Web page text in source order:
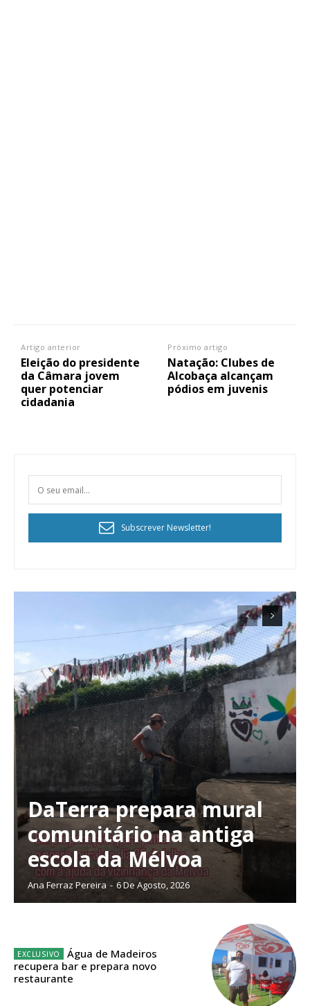
Planos de Assinatura
Faça-se assinante do Região de Cister e ajude-nos a manter este serviço
Artigo anterior
Eleição do presidente
da Câmara jovem
quer potenciar
cidadania
Próximo artigo
Natação: Clubes de
Alcobaça alcançam
pódios em juvenis
Subscrever Newsletter!
DaTerra prepara mural
comunitário na antiga
escola da Mélvoa
Ana Ferraz Pereira - 6 De Agosto, 2026
Água de Madeiros
recupera bar e prepara novo
restaurante